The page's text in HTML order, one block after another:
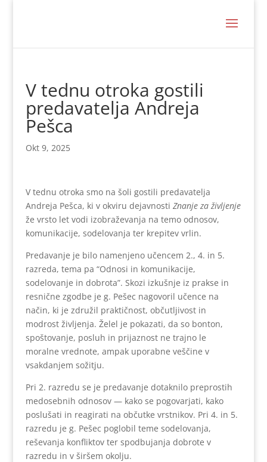
V tednu otroka gostili
predavatelja Andreja
Pešca
Okt 9, 2025
V tednu otroka smo na šoli gostili predavatelja
Andreja Pešca, ki v okviru dejavnosti Znanje za življenje
že vrsto let vodi izobraževanja na temo odnosov,
komunikacije, sodelovanja ter krepitev vrlin.
Predavanje je bilo namenjeno učencem 2., 4. in 5.
razreda, tema pa “Odnosi in komunikacije,
sodelovanje in dobrota”. Skozi izkušnje iz prakse in
resnične zgodbe je g. Pešec nagovoril učence na
način, ki je združil praktičnost, občutljivost in
modrost življenja. Želel je pokazati, da so bonton,
spoštovanje, posluh in prijaznost ne trajno le
moralne vrednote, ampak uporabne veščine v
vsakdanjem sožitju.
Pri 2. razredu se je predavanje dotaknilo preprostih
medosebnih odnosov — kako se pogovarjati, kako
poslušati in reagirati na občutke vrstnikov. Pri 4. in 5.
razredu je g. Pešec poglobil teme sodelovanja,
reševanja konfliktov ter spodbujanja dobrote v
razredu in v širšem okolju.